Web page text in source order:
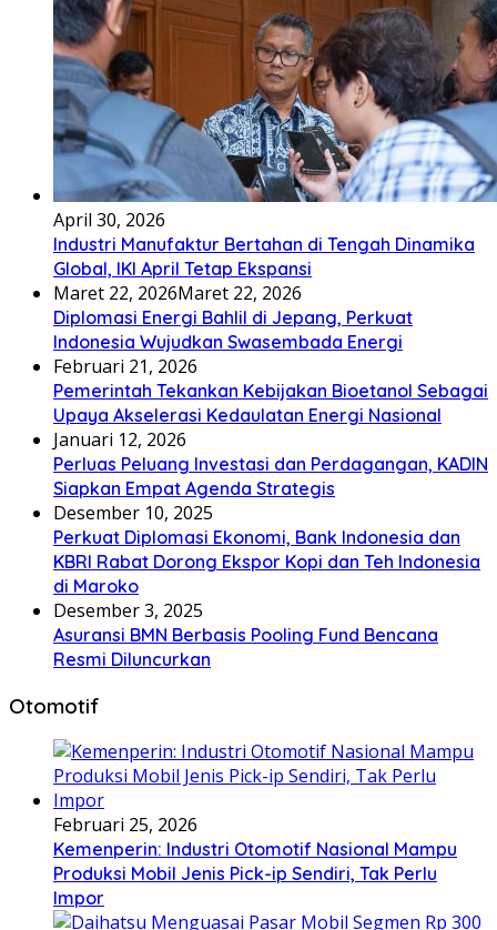
April 30, 2026
Industri Manufaktur Bertahan di Tengah Dinamika
Global, IKI April Tetap Ekspansi
Maret 22, 2026Maret 22, 2026
Diplomasi Energi Bahlil di Jepang, Perkuat
Indonesia Wujudkan Swasembada Energi
Februari 21, 2026
Pemerintah Tekankan Kebijakan Bioetanol Sebagai
Upaya Akselerasi Kedaulatan Energi Nasional
Januari 12, 2026
Perluas Peluang Investasi dan Perdagangan, KADIN
Siapkan Empat Agenda Strategis
Desember 10, 2025
Perkuat Diplomasi Ekonomi, Bank Indonesia dan
KBRI Rabat Dorong Ekspor Kopi dan Teh Indonesia
di Maroko
Desember 3, 2025
Asuransi BMN Berbasis Pooling Fund Bencana
Resmi Diluncurkan
Otomotif
Februari 25, 2026
Kemenperin: Industri Otomotif Nasional Mampu
Produksi Mobil Jenis Pick-ip Sendiri, Tak Perlu
Impor